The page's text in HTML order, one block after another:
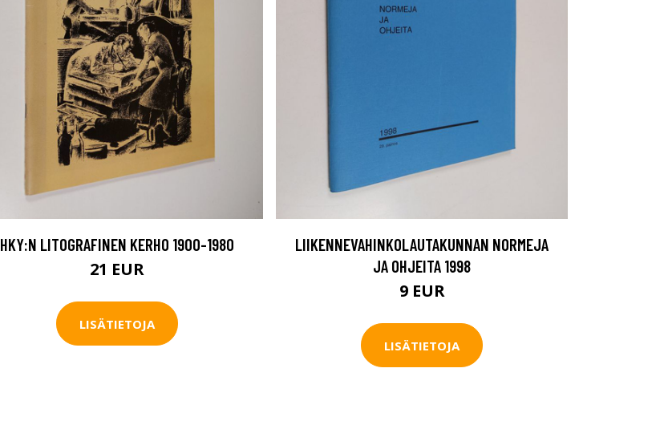
HKY:N LITOGRAFINEN KERHO 1900-1980
21 EUR
LISÄTIETOJA
LIIKENNEVAHINKOLAUTAKUNNAN NORMEJA
JA OHJEITA 1998
9 EUR
LISÄTIETOJA